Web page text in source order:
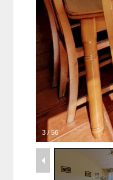
3 /56